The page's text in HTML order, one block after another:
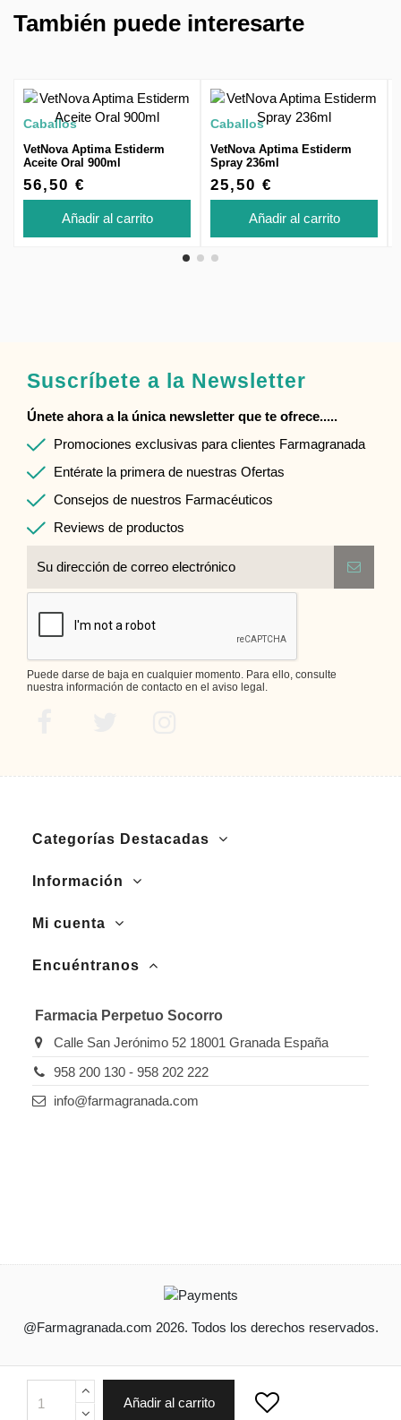
Añadir al carrito
También puede interesarte
Caballos
VetNova Aptima Estiderm
Aceite Oral 900ml
56,50 €
Añadir al carrito
Caballos
VetNova Aptima Estiderm
Spray 236ml
25,50 €
Añadir al carrito
Suscríbete a la Newsletter
Únete ahora a la única newsletter que te ofrece.....
Promociones exclusivas para clientes Farmagranada
Entérate la primera de nuestras Ofertas
Consejos de nuestros Farmacéuticos
Reviews de productos
Puede darse de baja en cualquier momento. Para ello, consulte
nuestra información de contacto en el aviso legal.
Categorías Destacadas
Información
Mi cuenta
Encuéntranos
Farmacia Perpetuo Socorro
Calle San Jerónimo 52 18001 Granada España
958 200 130 - 958 202 222
info@farmagranada.com
@Farmagranada.com 2026. Todos los derechos reservados.
Limpiar